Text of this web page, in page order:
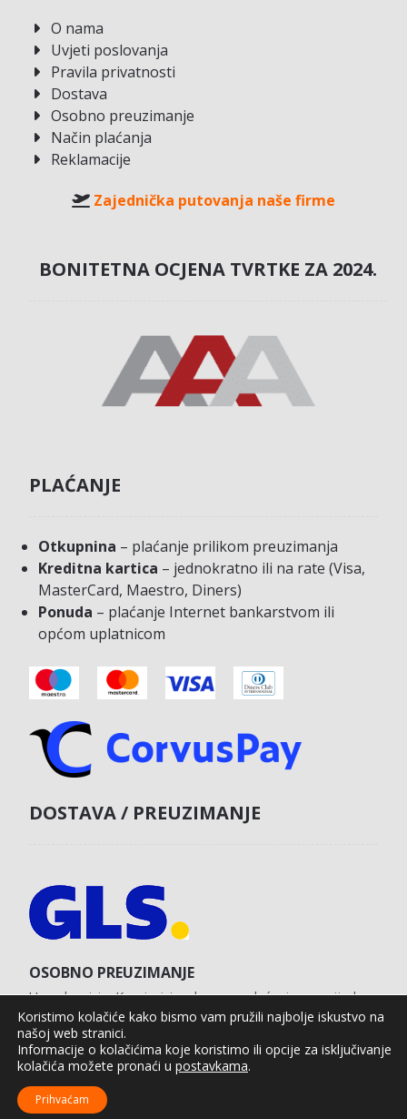
O nama
Uvjeti poslovanja
Pravila privatnosti
Dostava
Osobno preuzimanje
Način plaćanja
Reklamacije
Zajednička putovanja naše firme
BONITETNA OCJENA TVRTKE ZA 2024.
PLAĆANJE
Otkupnina – plaćanje prilikom preuzimanja
Kreditna kartica – jednokratno ili na rate (Visa,
MasterCard, Maestro, Diners)
Ponuda – plaćanje Internet bankarstvom ili
općom uplatnicom
DOSTAVA / PREUZIMANJE
OSOBNO PREUZIMANJE
U poslovnici u Koprivnici s obvezom plaćanja unaprijed
karticom na web shopu.
Agro Moto Shop © 2025. Izrada web shopa:
Koristimo kolačiće kako bismo vam pružili najbolje iskustvo na
našoj web stranici.
Informacije o kolačićima koje koristimo ili opcije za isključivanje
kolačića možete pronaći u postavkama.
Prihvaćam